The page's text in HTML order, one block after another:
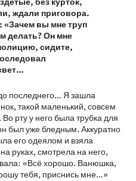
ждали приговора.
вы мне труп
делать? Он мне
сидите,
последнего… Я зашла
такой маленький, совсем
рту у него была трубка для
был уже бледным. Аккуратно
его одеялом и взяла
руках, смотрела на него,
«Всё хорошо. Ванюшка,
тебя, приснись мне…»